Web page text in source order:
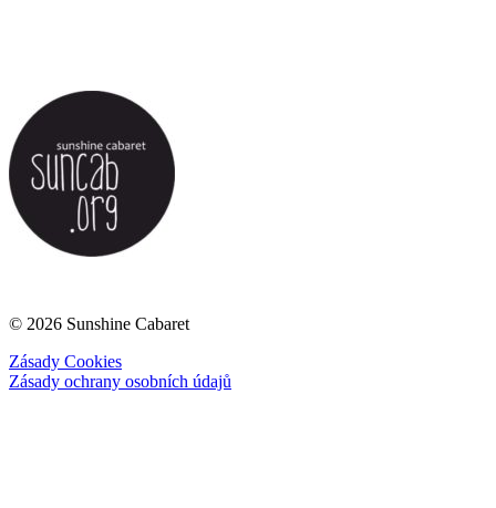
© 2026 Sunshine Cabaret
Zásady Cookies
Zásady ochrany osobních údajů